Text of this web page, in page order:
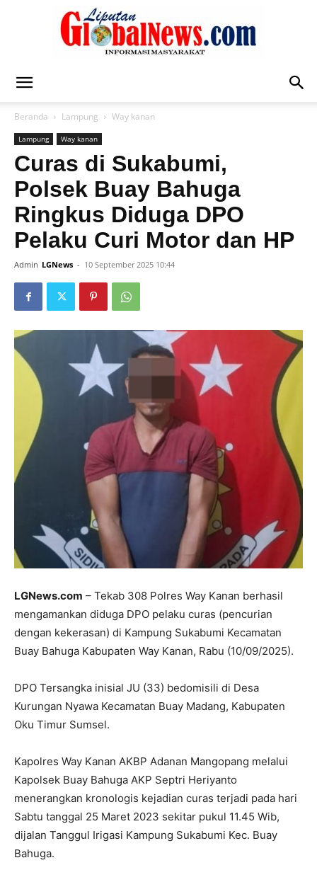
Global
News
Beranda Lampung Way kanan
Lampung Way kanan
Curas di Sukabumi,
Polsek Buay Bahuga
Ringkus Diduga DPO
Pelaku Curi Motor dan HP
Admin LGNews - 10 September 2025 10:44
LGNews.com – Tekab 308 Polres Way Kanan berhasil
mengamankan diduga DPO pelaku curas (pencurian
dengan kekerasan) di Kampung Sukabumi Kecamatan
Buay Bahuga Kabupaten Way Kanan, Rabu (10/09/2025).
DPO Tersangka inisial JU (33) bedomisili di Desa
Kurungan Nyawa Kecamatan Buay Madang, Kabupaten
Oku Timur Sumsel.
Kapolres Way Kanan AKBP Adanan Mangopang melalui
Kapolsek Buay Bahuga AKP Septri Heriyanto
menerangkan kronologis kejadian curas terjadi pada hari
Sabtu tanggal 25 Maret 2023 sekitar pukul 11.45 Wib,
dijalan Tanggul Irigasi Kampung Sukabumi Kec. Buay
Bahuga.